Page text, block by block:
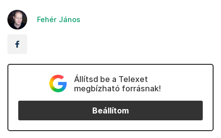
Fehér János
Állítsd be a Telexet
megbízható forrásnak!
Beállítom